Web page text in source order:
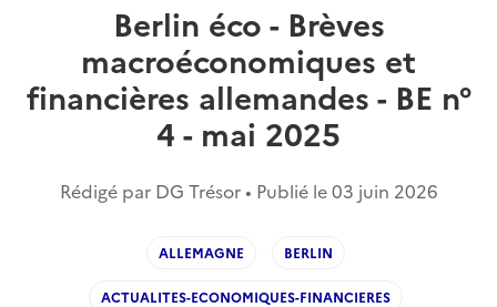
Berlin éco - Brèves
macroéconomiques et
financières allemandes - BE n°
4 - mai 2025
Rédigé par DG Trésor • Publié le03 juin 2026
ALLEMAGNE BERLIN
ACTUALITES-ECONOMIQUES-FINANCIERES